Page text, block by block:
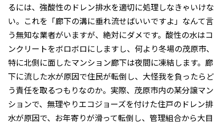
るには、強酸性のドレン排水を適切に処理しなきゃいけな
い。これを「廊下の溝に垂れ流せばいいですよ」なんて言
う無知な業者がいますが、絶対にダメです。酸性の水はコ
ンクリートをボロボロにしますし、何より冬場の茂原市、
特に北側に面したマンション廊下は夜間に凍結します。廊
下に流した水が原因で住民が転倒し、大怪我を負ったらど
う責任を取るつもりなのか。実際、茂原市内の某分譲マン
ションで、無理やりエコジョーズを付けた住戸のドレン排
水が原因で、お年寄りが滑って転倒し、管理組合から大目